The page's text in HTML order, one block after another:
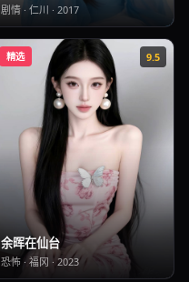
剧情 · 仁川 · 2017
精选 9.5
余晖在仙台
恐怖 · 福冈 ·2023